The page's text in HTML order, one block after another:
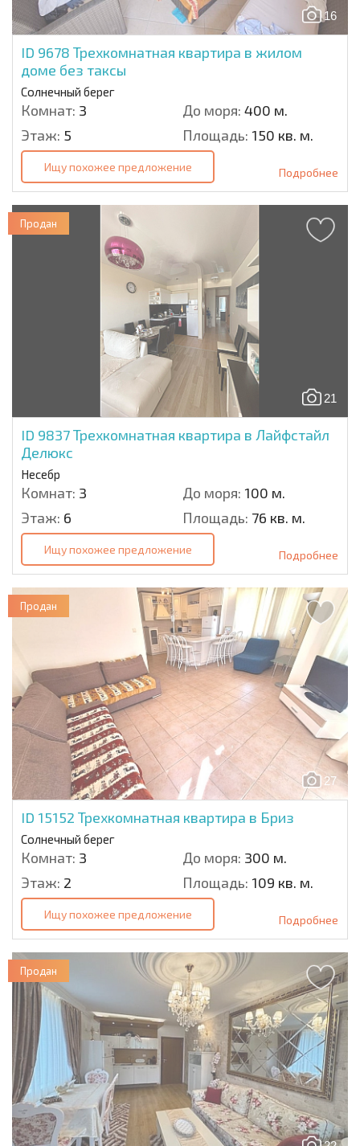
16
ID 9678 Трехкомнатная квартира в жилом
доме без таксы
Солнечный берег
Комнат: 3 До моря: 400 м.
Этаж: 5 Площадь: 150 кв. м.
Ищу похожее предложение Подробнее
21
ID 9837Трехкомнатная квартира в Лайфстайл
Делюкс
Несебр
Комнат: 3 До моря: 100 м.
Этаж: 6 Площадь: 76 кв. м.
Продан
Ищу похожее предложение Подробнее
27
ID 15152 Трехкомнатная квартира в Бриз
Солнечный берег
Комнат: 3 До моря: 300 м.
Этаж: 2 Площадь: 109 кв. м.
Продан
Ищу похожее предложение Подробнее
Продан